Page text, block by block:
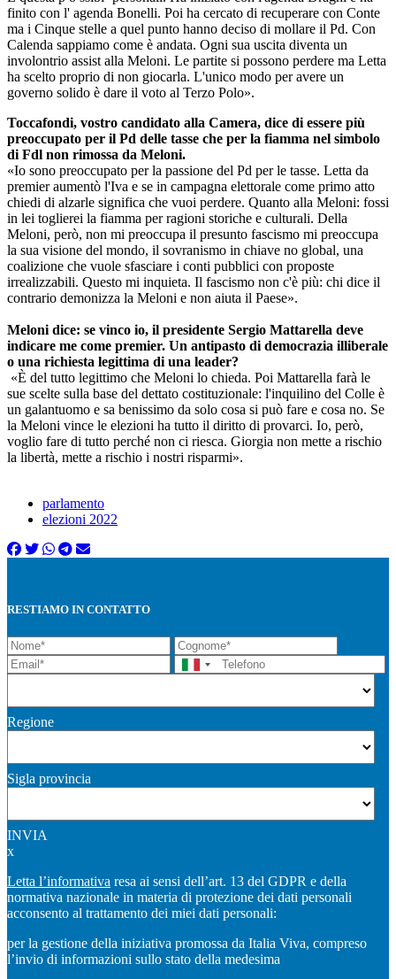
finito con l' agenda Bonelli. Poi ha cercato di recuperare con Conte
ma i Cinque stelle a quel punto hanno deciso di mollare il Pd. Con
Calenda sappiamo come è andata. Ogni sua uscita diventa un
involontrio assist alla Meloni. Le partite si possono perdere ma Letta
ha scelto proprio di non giocarla. L'unico modo per avere un
governo solido è dare il voto al Terzo Polo».
Toccafondi, vostro candidato alla Camera, dice di essere più
preoccupato per il Pd delle tasse che per la fiamma nel simbolo
di Fdl non rimossa da Meloni.
«Io sono preoccupato per la passione del Pd per le tasse. Letta da
premier aumentò l'Iva e se in campagna elettorale come primo atto
chiedi di alzarle significa che vuoi perdere. Quanto alla Meloni: fossi
in lei toglierei la fiamma per ragioni storiche e culturali. Della
Meloni, però, non mi preoccupa il presunto fascismo mi preoccupa
la sua visione del mondo, il sovranismo in chiave no global, una
coalizione che vuole sfasciare i conti pubblici con proposte
irrealizzabili. Questo mi inquieta. Il fascismo non c'è più: chi dice il
contrario demonizza la Meloni e non aiuta il Paese».
Meloni dice: se vinco io, il presidente Sergio Mattarella deve
indicare me come premier. Un antipasto di democrazia illiberale
o una richiesta legittima di una leader?
«È del tutto legittimo che Meloni lo chieda. Poi Mattarella farà le
sue scelte sulla base del dettato costituzionale: l'inquilino del Colle è
un galantuomo e sa benissimo da solo cosa si può fare e cosa no. Se
la Meloni vince le elezioni ha tutto il diritto di provarci. Io, però,
voglio fare di tutto perché non ci riesca. Giorgia non mette a rischio
la libertà, mette a rischio i nostri risparmi».
parlamento
elezioni 2022
RESTIAMO IN CONTATTO
Regione
Sigla provincia
INVIA
x
Letta l’informativa resa ai sensi dell’art. 13 del GDPR e della
normativa nazionale in materia di protezione dei dati personali
acconsento al trattamento dei miei dati personali:
per la gestione della iniziativa promossa da Italia Viva, compreso
l’invio di informazioni sullo stato della medesima